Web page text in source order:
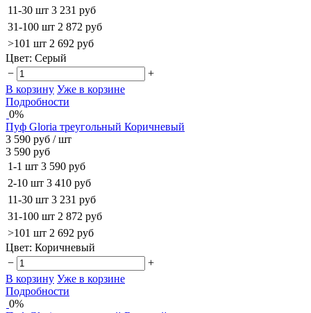
11-30 шт 3 231 руб
31-100 шт 2 872 руб
>101 шт 2 692 руб
Цвет: Серый
−
+
В корзину Уже в корзине
Подробности
0%
Пуф Gloria треугольный Коричневый
3 590 руб / шт
3 590 руб
1-1 шт 3 590 руб
2-10 шт 3 410 руб
11-30 шт 3 231 руб
31-100 шт 2 872 руб
>101 шт 2 692 руб
Цвет: Коричневый
−
+
В корзину Уже в корзине
Подробности
0%